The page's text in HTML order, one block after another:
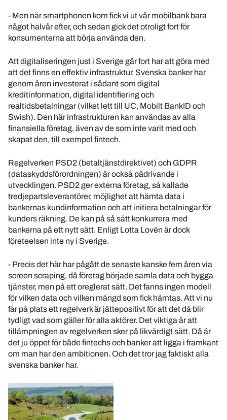
- Men när smartphonen kom fick vi ut vår mobilbank bara
något halvår efter, och sedan gick det otroligt fort för
konsumenterna att börja använda den.
Att digitaliseringen just i Sverige går fort har att göra med
att det finns en effektiv infrastruktur. Svenska banker har
genom åren investerat i sådant som digital
kreditinformation, digital identifiering och
realtidsbetalningar (vilket lett till UC, Mobilt BankID och
Swish). Den här infrastrukturen kan användas av alla
finansiella företag, även av de som inte varit med och
skapat den, till exempel fintech.
Regelverken PSD2 (betaltjänstdirektivet) och GDPR
(dataskyddsförordningen) är också pådrivande i
utvecklingen. PSD2 ger externa företag, så kallade
tredjepartsleverantörer, möjlighet att hämta data i
bankernas kundinformation och att initiera betalningar för
kunders räkning. De kan på så sätt konkurrera med
bankerna på ett nytt sätt. Enligt Lotta Lovén är dock
företeelsen inte ny i Sverige.
- Precis det här har pågått de senaste kanske fem åren via
screen scraping, då företag började samla data och bygga
tjänster, men på ett oreglerat sätt. Det fanns ingen modell
för vilken data och vilken mängd som fick hämtas. Att vi nu
får på plats ett regelverk är jättepositivt för att det då blir
tydligt vad som gäller för alla aktörer. Det viktiga är att
tillämpningen av regelverken sker på likvärdigt sätt. Då är
det ju öppet för både fintechs och banker att ligga i framkant
om man har den ambitionen. Och det tror jag faktiskt alla
svenska banker har.